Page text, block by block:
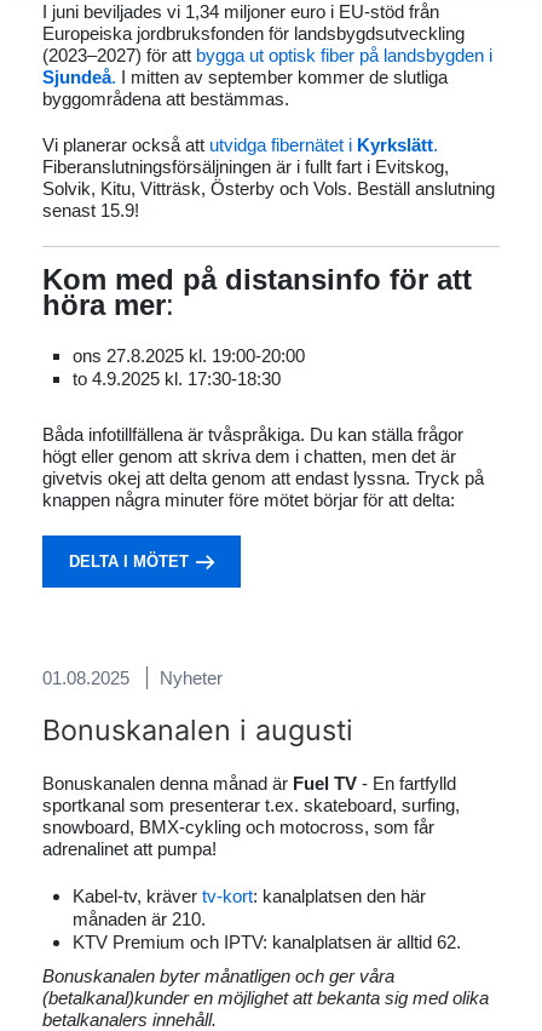
I juni beviljades vi 1,34 miljoner euro i EU-stöd från
Europeiska jordbruksfonden för landsbygdsutveckling
(2023–2027) för att bygga ut optisk fiber på landsbygden i
Sjundeå. I mitten av september kommer de slutliga
byggområdena att bestämmas.
Vi planerar också att utvidga fibernätet i Kyrkslätt.
Fiberanslutningsförsäljningen är i fullt fart i Evitskog,
Solvik, Kitu, Vitträsk, Österby och Vols. Beställ anslutning
senast 15.9!
Kom med på distansinfo för att
höra mer:
ons 27.8.2025 kl. 19:00-20:00
to 4.9.2025 kl. 17:30-18:30
Båda infotillfällena är tvåspråkiga. Du kan ställa frågor
högt eller genom att skriva dem i chatten, men det är
givetvis okej att delta genom att endast lyssna. Tryck på
knappen några minuter före mötet börjar för att delta:
DELTA I MÖTET
01.08.2025 Nyheter
Bonuskanalen i augusti
Bonuskanalen denna månad är Fuel TV - En fartfylld
sportkanal som presenterar t.ex. skateboard, surfing,
snowboard, BMX-cykling och motocross, som får
adrenalinet att pumpa!
Kabel-tv, kräver tv-kort: kanalplatsen den här
månaden är 210.
KTV Premium och IPTV: kanalplatsen är alltid 62.
Bonuskanalen byter månatligen och ger våra
(betalkanal)kunder en möjlighet att bekanta sig med olika
betalkanalers innehåll.